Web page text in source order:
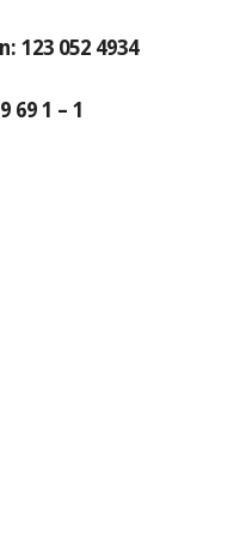
123 052 4934
69 1 – 1